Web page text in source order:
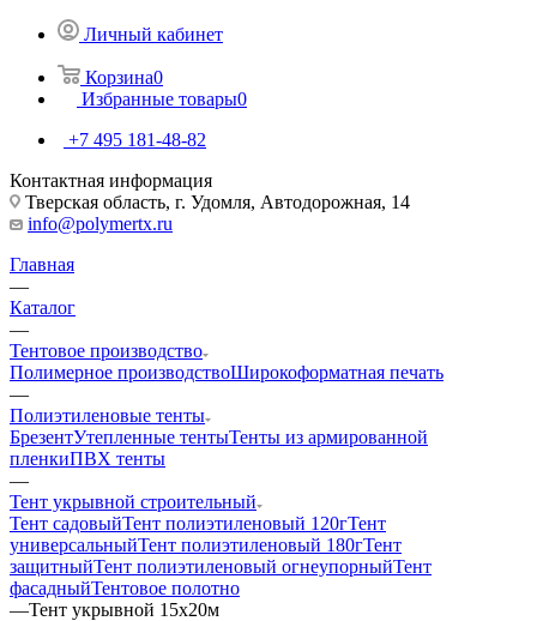
Личный кабинет
Корзина0
Избранные товары0
+7 495 181-48-82
Контактная информация
Тверская область, г. Удомля, Автодорожная, 14
info@polymertx.ru
Главная
—
Каталог
—
Тентовое производство
Полимерное производствоШирокоформатная печать
—
Полиэтиленовые тенты
БрезентУтепленные тентыТенты из армированной
пленкиПВХ тенты
—
Тент укрывной строительный
Тент садовыйТент полиэтиленовый 120гТент
универсальныйТент полиэтиленовый 180гТент
защитныйТент полиэтиленовый огнеупорныйТент
фасадныйТентовое полотно
—Тент укрывной 15х20м